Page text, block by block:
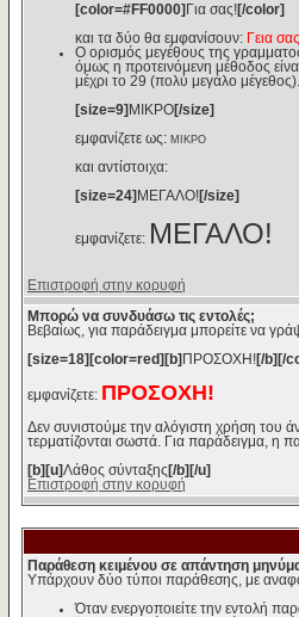
[color=#FF0000] Για σας![/color]
και τα δύο θα εμφανίσουν: Γεια
Ο ορισμός μεγέθους της
όμως η προτεινόμενη μέθοδος
μέχρι το 29 (πολύ μεγάλο
[size=9] ΜΙΚΡΟ[/size]
εμφανίζετε ως: ΜΙΚΡΟ
και αντίστοιχα:
[size=24] ΜΕΓΑΛΟ![/size]
εμφανίζετε: ΜΕΓΑΛΟ!
Επιστροφή στην κορυφή
Μπορώ να συνδυάσω τις εντολές;
Βεβαίως, για παράδειγμα μπορείτε να
[size=18][color=red][b]
ΠΡΟΣΟΧΗ! [/b][/
εμφανίζετε: ΠΡΟΣΟΧΗ!
Δεν συνιστούμε την αλόγιστη χρήση του
τερματίζονται σωστά. Για παράδειγμα, η
[b][u] Λάθος σύνταξης [/b][/u]
Επιστροφή στην κορυφή
Παράθεση κειμένου σε απάντηση
Υπάρχουν δύο τύποι παράθεσης, με
Όταν ενεργοποιείτε την εντολή